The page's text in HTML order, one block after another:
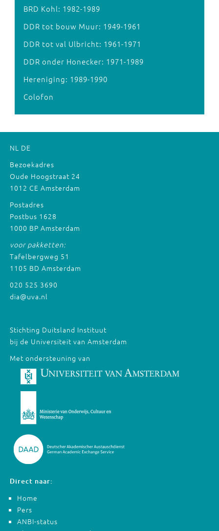
BRD Kohl: 1982-1989
DDR tot bouw Muur: 1949-1961
DDR tot val Ulbricht: 1961-1971
DDR onder Honecker: 1971-1989
Hereniging: 1989-1990
Colofon
NL DE
Bezoekadres
Oude Hoogstraat 24
1012 CE Amsterdam
Postadres
Postbus 1628
1000 BP Amsterdam
voor pakketten:
Tafelbergweg 51
1105 BD Amsterdam
020 525 3690
dia@uva.nl
Stichting Duitsland Instituut
bij de Universiteit van Amsterdam
Met ondersteuning van
Direct naar:
Home
Pers
ANBI-status